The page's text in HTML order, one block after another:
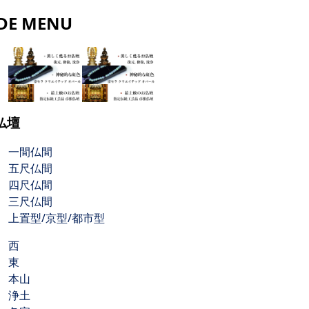
MENU
壇
一間仏間
五尺仏間
四尺仏間
三尺仏間
上置型/京型/都市型
西
東
本山
浄土